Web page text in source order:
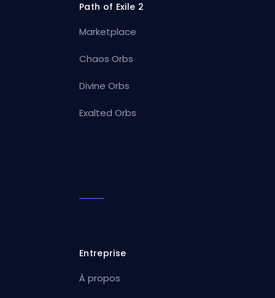
Path of Exile 2
Marketplace
Chaos Orbs
Divine Orbs
Exalted Orbs
Entreprise
À propos